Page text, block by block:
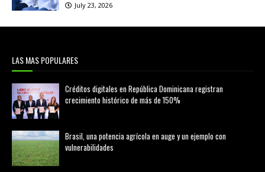
July 23, 2026
LAS MAS POPULARES
Créditos digitales en República Dominicana registran
crecimiento histórico de más de 150%
Brasil, una potencia agrícola en auge y un ejemplo con
vulnerabilidades